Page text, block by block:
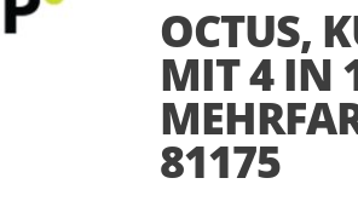
OCTUS,
MIT 4 IN
81175